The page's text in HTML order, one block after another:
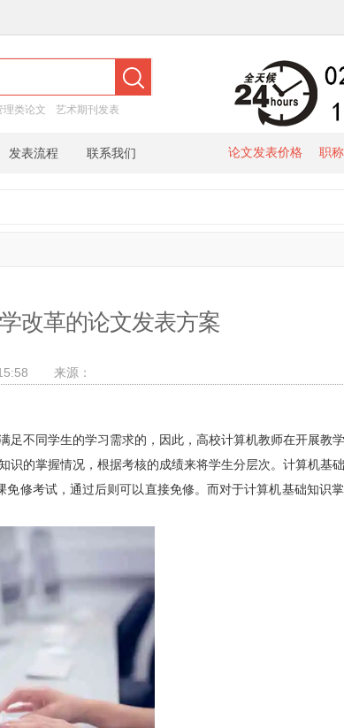
理类论文 艺术期刊发表
发表流程 联系我们 论文发表价格 职
改革的论文发表方案
来源：
不同学生的学习需求的，因此，高校计算机教师在开展教
的掌握情况，根据考核的成绩来将学生分层次。计算机基
修考试，通过后则可以直接免修。而对于计算机基础知识